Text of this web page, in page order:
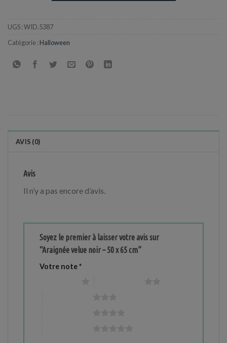
UGS :WID.5387
Catégorie : Halloween
AVIS (0)
Avis
Il n’y a pas encore d’avis.
Soyez le premier à laisser votre avis sur
“Araignée velue noir – 50 x 65 cm”
Votre note*